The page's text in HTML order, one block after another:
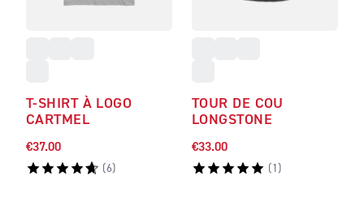
T-SHIRT À LOGO
CARTMEL
€37.00
(6)
TOUR DE COU
LONGSTONE
€33.00
( 1 )